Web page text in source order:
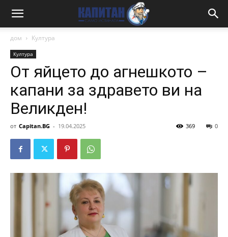
дом Култура
Култура
От яйцето до агнешкото –
капани за здравето ви на
Великден!
от Capitan.BG - 19.04.2025 0
369